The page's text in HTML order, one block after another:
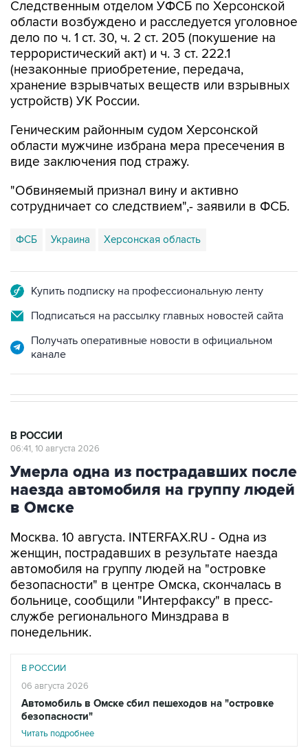
дело по ч. 1 ст. 30, ч. 2 ст. 205 (покушение на
террористический акт) и ч. 3 ст. 222.1
(незаконные приобретение, передача,
хранение взрывчатых веществ или взрывных
устройств) УК России.
Геническим районным судом Херсонской
виде заключения под стражу.
"Обвиняемый признал вину и активно
ФСБ Украина Херсонская область
Подписаться на рассылку главных новостей сайта
Получать оперативные новости в официальном
Умерла одна из пострадавших после
наезда автомобиля на группу людей
в Омске
Москва. 10 августа. INTERFAX.RU - Одна из
автомобиля на группу людей на "островке
безопасности" в центре Омска, скончалась в
больнице, сообщили "Интерфаксу" в пресс-
службе регионального Минздрава в
понедельник.
В РОССИИ
Автомобиль в Омске сбил пешеходов на "островке
безопасности"
Читать подробнее
"На утро 10 августа в больнице находится